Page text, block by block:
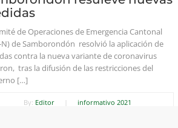
de Operaciones de Emergencia Cantonal
N) de Samborondón resolvió la aplicación de
contra la nueva variante de coronavirus
tras la difusión de las restricciones del
[…]
By: Editor informativo 2021